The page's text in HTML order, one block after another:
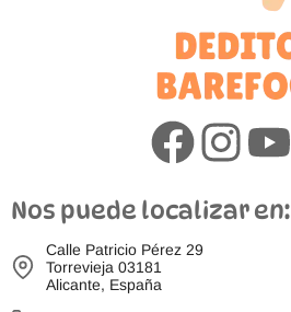
Nos puede localizar en:
Calle Patricio Pérez 29
Torrevieja 03181
Alicante, España